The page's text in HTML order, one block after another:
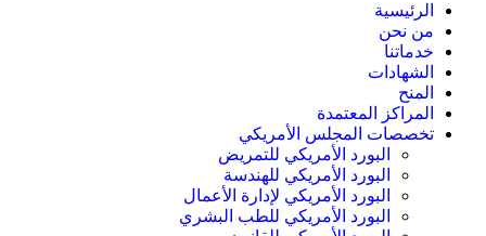
الرئيسية
من نحن
خدماتنا
الشهادات
المنح
المراكز المعتمدة
تخصصات المجلس الأمريكي
البورد الأمريكي للتمريض
البورد الأمريكي للهندسة
البورد الأمريكي لإدارة الأعمال
البورد الأمريكي للطب البشري